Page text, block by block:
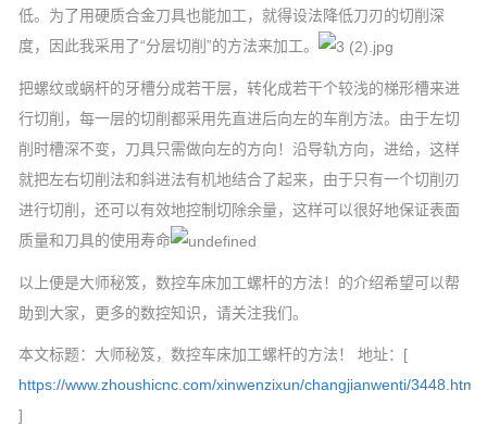
低。为了用硬质合金刀具也能加工，就得设法降低刀刃的切削深
度，因此我采用了“分层切削”的方法来加工。
把螺纹或蜗杆的牙槽分成若干层，转化成若干个较浅的梯形槽来进
行切削，每一层的切削都采用先直进后向左的车削方法。由于左切
削时槽深不变，刀具只需做向左的方向！沿导轨方向，进给，这样
就把左右切削法和斜进法有机地结合了起来，由于只有一个切削刃
进行切削，还可以有效地控制切除余量，这样可以很好地保证表面
质量和刀具的使用寿命
以上便是大师秘笈，数控车床加工螺杆的方法！的介绍希望可以帮
助到大家，更多的数控知识，请关注我们。
本文标题：大师秘笈，数控车床加工螺杆的方法！ 地址：[
https://www.zhoushicnc.com/xinwenzixun/changjianwenti/3448.html
]